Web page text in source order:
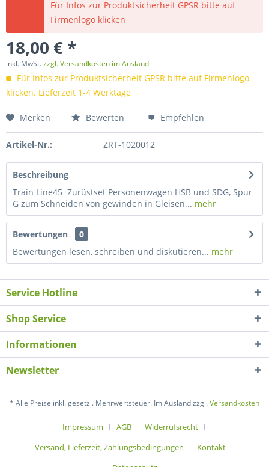
Für Infos zur Produktsicherheit GPSR bitte auf
Firmenlogo klicken
18,00 € *
inkl. MwSt.zzgl. Versandkosten im Ausland
Für Infos zur Produktsicherheit GPSR bitte auf Firmenlogo
klicken. Lieferzeit 1-4 Werktage
Merken Bewerten Empfehlen
Artikel-Nr.: ZRT-1020012
Beschreibung
Train Line45 Zurüstset Personenwagen HSB und SDG, Spur
G zum Schneiden von gewinden in Gleisen... mehr
Bewertungen
0
Bewertungen lesen, schreiben und diskutieren... mehr
Service Hotline
Shop Service
Informationen
Newsletter
* Alle Preise inkl. gesetzl. Mehrwertsteuer. Im Ausland zzgl.Versandkosten
Impressum AGB
Widerrufsrecht
Versand, Lieferzeit, Zahlungsbedingungen
Kontakt